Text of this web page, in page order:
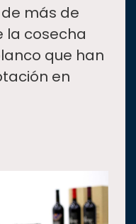
más de
la cosecha
que han
en